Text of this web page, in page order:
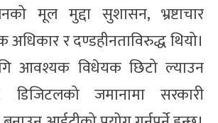
मूल मुद्दा सुशासन, भ्रष्टाचार
अधिकार र दण्डहीनताविरुद्ध थियो।
आवश्यक विधेयक छिटो ल्याउन
जमानामा सरकारी